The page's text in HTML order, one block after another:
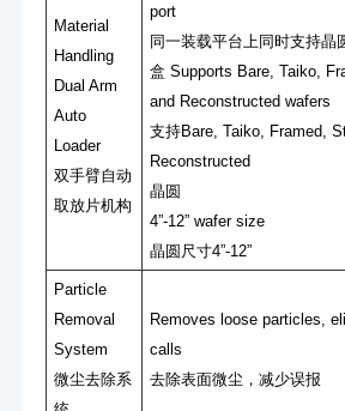
Material
Handling
Dual Arm
Auto
Loader
双⼿臂⾃动
取放⽚机构
port
同⼀装载平台上同时⽀持晶
盒 Supports Bare, Taiko,
and Reconstructed wafers
⽀持Bare, Taiko, Framed,
Reconstructed
晶圆
4”-12” wafer size
晶圆尺⼨4”-12”
Particle
Removal
System
微尘去除系
Removes loose particles,
calls
去除表⾯微尘，减少误报